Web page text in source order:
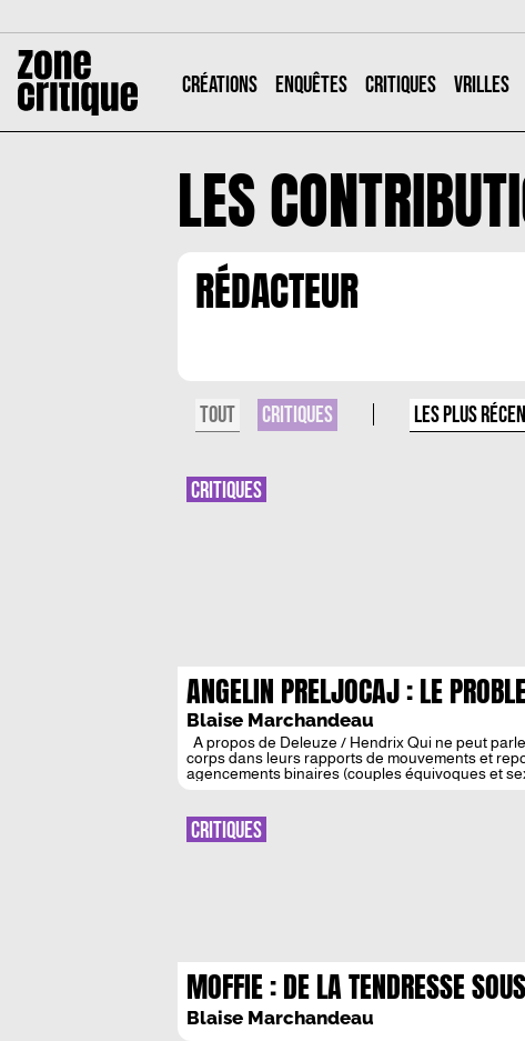
CRÉATIONS ENQUÊTES CRITIQUES VRILLES
LES
RÉDACTEUR
TOUT CRITIQUES LES PLUS
ANGELIN PRELJOCAJ : LE
Blaise Marchandeau
A propos de Deleuze / Hendrix Qui ne peut
corps dans leurs rapports de mouvements et
agencements binaires (couples équivoques et
CRITIQUES
MOFFIE : DE LA TENDRESSE SOUS
LA HAINE
Blaise Marchandeau
CRITIQUES